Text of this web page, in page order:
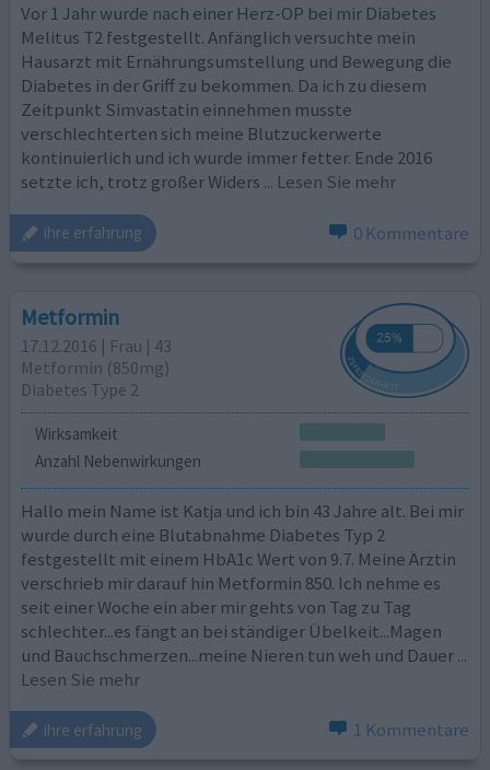
Vor 1 Jahr wurde nach einer Herz-OP bei mir Diabetes
Melitus T2 festgestellt. Anfänglich versuchte mein
Hausarzt mit Ernährungsumstellung und Bewegung die
Diabetes in der Griff zu bekommen. Da ich zu diesem
Zeitpunkt Simvastatin einnehmen musste
verschlechterten sich meine Blutzuckerwerte
kontinuierlich und ich wurde immer fetter. Ende 2016
setzte ich, trotz großer Widers ... Lesen Sie mehr
ihre erfahrung 0 Kommentare
Metformin
17.12.2016 | Frau | 43
Metformin (850mg)
Diabetes Type 2
Wirksamkeit
Anzahl Nebenwirkungen
Hallo mein Name ist Katja und ich bin 43 Jahre alt. Bei mir
wurde durch eine Blutabnahme Diabetes Typ 2
festgestellt mit einem HbA1c Wert von 9.7. Meine Ärztin
verschrieb mir darauf hin Metformin 850. Ich nehme es
seit einer Woche ein aber mir gehts von Tag zu Tag
schlechter...es fängt an bei ständiger Übelkeit...Magen
und Bauchschmerzen...meine Nieren tun weh und Dauer...
Lesen Sie mehr
ihre erfahrung 1 Kommentare